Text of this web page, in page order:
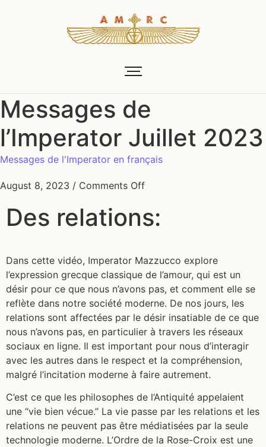
Messages de
l’Imperator Juillet 2023
Messages de l'Imperator en français
August 8, 2023 / Comments Off
Des relations:
Dans cette vidéo, Imperator Mazzucco explore
l’expression grecque classique de l’amour, qui est un
désir pour ce que nous n’avons pas, et comment elle se
reflète dans notre société moderne. De nos jours, les
relations sont affectées par le désir insatiable de ce que
nous n’avons pas, en particulier à travers les réseaux
sociaux en ligne. Il est important pour nous d’interagir
avec les autres dans le respect et la compréhension,
malgré l’incitation moderne à faire autrement.
C’est ce que les philosophes de l’Antiquité appelaient
une “vie bien vécue.” La vie passe par les relations et les
relations ne peuvent pas être médiatisées par la seule
technologie moderne. L’Ordre de la Rose-Croix est une